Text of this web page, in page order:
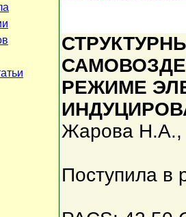
РЕЖИМЕ
Жарова Н.А.
Поступила в